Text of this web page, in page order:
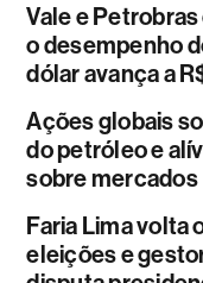
Vale e
o desempenho
dólar avança a
Ações globais
do petróleo e
sobre mercados
Faria Lima volta
eleições e